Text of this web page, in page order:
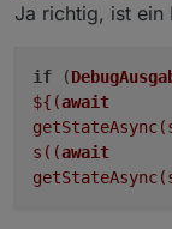
Ja richtig, ist ein
if (
${(await
s((await